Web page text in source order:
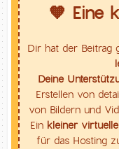
🧡 Eine
Dir hat der Beitrag
Deine
Erstellen von
von Bildern und
Ein kleiner
für das Hosting